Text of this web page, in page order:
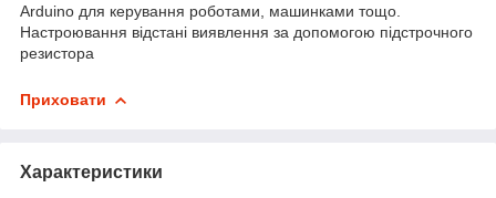
Arduino для керування роботами, машинками тощо.
Настроювання відстані виявлення за допомогою підстрочного
резистора
Приховати
Характеристики